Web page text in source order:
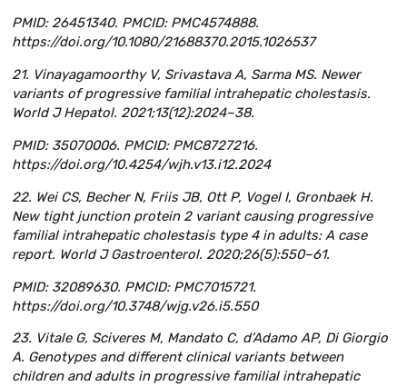
PMID: 26451340. PMCID: PMC4574888.
https://doi.org/10.1080/21688370.2015.1026537
21. Vinayagamoorthy V, Srivastava A, Sarma MS. Newer
variants of progressive familial intrahepatic cholestasis.
World J Hepatol. 2021;13(12):2024–38.
PMID: 35070006. PMCID: PMC8727216.
https://doi.org/10.4254/wjh.v13.i12.2024
22. Wei CS, Becher N, Friis JB, Ott P, Vogel I, Gronbaek H.
New tight junction protein 2 variant causing progressive
familial intrahepatic cholestasis type 4 in adults: A case
report. World J Gastroenterol. 2020;26(5):550–61.
PMID: 32089630. PMCID: PMC7015721.
https://doi.org/10.3748/wjg.v26.i5.550
23. Vitale G, Sciveres M, Mandato C, d’Adamo AP, Di Giorgio
A. Genotypes and different clinical variants between
children and adults in progressive familial intrahepatic